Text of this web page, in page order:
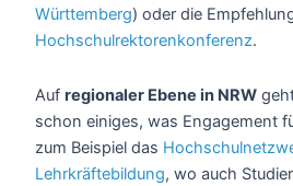
Württemberg) oder die
Hochschulrektorenkonferenz.
Auf regionaler Ebene in NRW
schon einiges, was Engagement
zum Beispiel das
Lehrkräftebildung, wo auch